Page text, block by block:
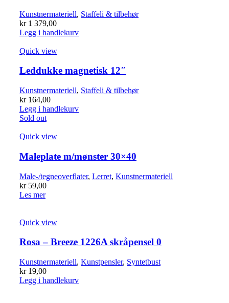
Kunstnermateriell, Staffeli & tilbehør
kr1 379,00
Legg i handlekurv
Quick view
Leddukke magnetisk 12″
Kunstnermateriell, Staffeli & tilbehør
kr164,00
Legg i handlekurv
Sold out
Quick view
Maleplate m/mønster 30×40
Male-/tegneoverflater, Lerret, Kunstnermateriell
kr59,00
Les mer
Quick view
Rosa – Breeze 1226A skråpensel 0
Kunstnermateriell, Kunstpensler, Syntetbust
kr19,00
Legg i handlekurv